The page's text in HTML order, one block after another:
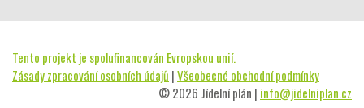
Tento projekt je spolufinancován Evropskou unií.
Zásady zpracování osobních údajů |Všeobecné obchodní podmínky
© 2026 Jídelní plán | info@jidelniplan.cz